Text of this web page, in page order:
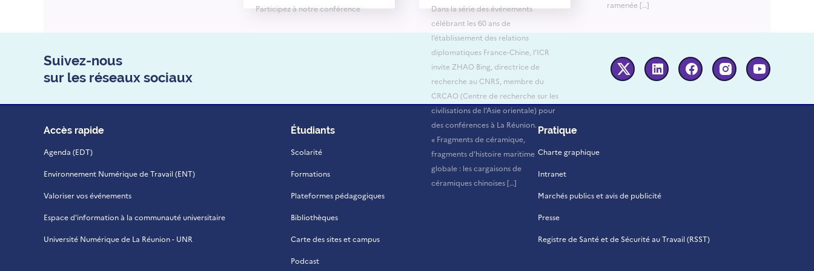
ramenée […]
Participez à notre conférence
Dans la série des événements
célébrant les 60 ans de
l’établissement des relations
diplomatiques France-Chine, l’ICR
invite ZHAO Bing, directrice de
recherche au CNRS, membre du
CRCAO (Centre de recherche sur les
civilisations de l’Asie orientale) pour
des conférences à La Réunion.
« Fragments de céramique,
fragments d’histoire maritime
globale : les cargaisons de
céramiques chinoises […]
Suivez-nous
sur les réseaux sociaux
Twitter Linkedin FacebookInstagram
Accès rapide
Agenda (EDT)
Environnement Numérique de Travail (ENT)
Valoriser vos événements
Espace d'information à la communauté universitaire
Université Numérique de La Réunion - UNR
Étudiants
Scolarité
Formations
Plateformes pédagogiques
Bibliothèques
Carte des sites et campus
Podcast
Pratique
Charte graphique
Intranet
Marchés publics et avis de publicité
Presse
Registre de Santé et de Sécurité au Travail (RSST)